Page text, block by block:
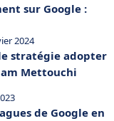
sur Google :
2024
stratégie adopter
Mettouchi
de Google en